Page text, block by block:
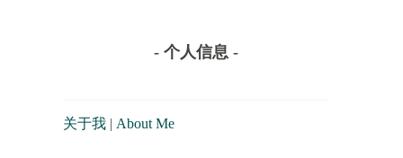
- 个人信息 -
关于我 | About Me